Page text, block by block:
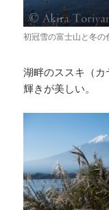
初冠雪の富士山と冬
湖畔のススキ（
輝きが美しい。